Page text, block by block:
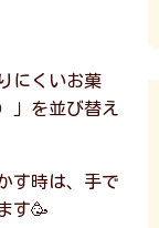
にくいお菓
」を並び替え
す時は、手で
す🥳